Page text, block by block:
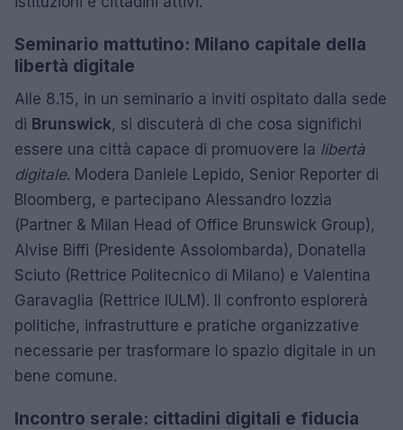
Seminario mattutino: Milano capitale della
libertà digitale
Alle 8.15, in un seminario a inviti ospitato dalla sede
di Brunswick, si discuterà di che cosa significhi
essere una città capace di promuovere la libertà
digitale. Modera Daniele Lepido, Senior Reporter di
Bloomberg, e partecipano Alessandro Iozzia
(Partner & Milan Head of Office Brunswick Group),
Alvise Biffi (Presidente Assolombarda), Donatella
Sciuto (Rettrice Politecnico di Milano) e Valentina
Garavaglia (Rettrice IULM). Il confronto esplorerà
politiche, infrastrutture e pratiche organizzative
necessarie per trasformare lo spazio digitale in un
bene comune.
Incontro serale: cittadini digitali e fiducia